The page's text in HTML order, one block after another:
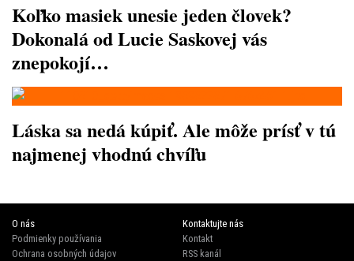
Koľko masiek unesie jeden človek?
Dokonalá od Lucie Saskovej vás
znepokojí…
Láska sa nedá kúpiť. Ale môže prísť v tú
najmenej vhodnú chvíľu
O nás
Podmienky používania
Ochrana osobných údajov
Kontaktujte nás
Kontakt
RSS kanál